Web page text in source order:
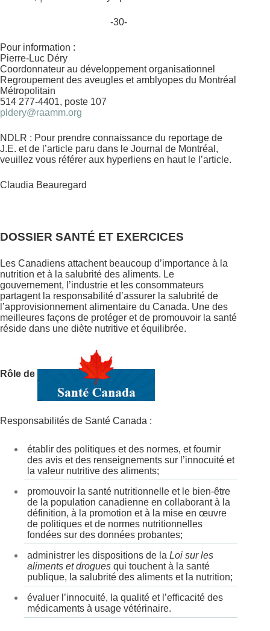
-30-
Pour information :
Pierre-Luc Déry
Coordonnateur au développement organisationnel
Regroupement des aveugles et amblyopes du Montréal
Métropolitain
514 277-4401, poste 107
pldery@raamm.org
NDLR : Pour prendre connaissance du reportage de
J.E. et de l’article paru dans le Journal de Montréal ,
veuillez vous référer aux hyperliens en haut le l’article.
Claudia Beauregard
DOSSIER SANTÉ ET EXERCICES
Les Canadiens attachent beaucoup d’importance à la
nutrition et à la salubrité des aliments. Le
gouvernement, l’industrie et les consommateurs
partagent la responsabilité d’assurer la salubrité de
l’approvisionnement alimentaire du Canada. Une des
meilleures façons de protéger et de promouvoir la santé
réside dans une diète nutritive et équilibrée.
Rôle de
Responsabilités de Santé Canada :
établir des politiques et des normes, et fournir
des avis et des renseignements sur l’innocuité et
la valeur nutritive des aliments;
promouvoir la santé nutritionnelle et le bien-être
de la population canadienne en collaborant à la
définition, à la promotion et à la mise en œuvre
de politiques et de normes nutritionnelles
fondées sur des données probantes;
administrer les dispositions de la Loi sur les
aliments et drogues qui touchent à la santé
publique, la salubrité des aliments et la nutrition;
évaluer l’innocuité, la qualité et l’efficacité des
médicaments à usage vétérinaire.